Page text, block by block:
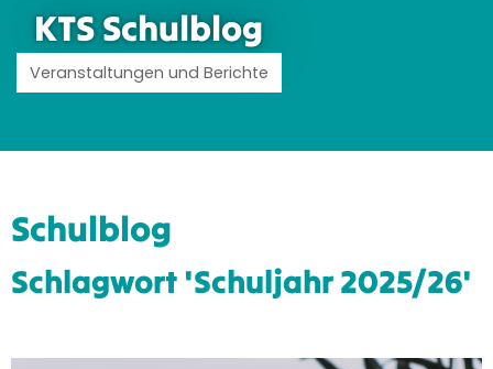
KTS Schulblog
Veranstaltungen und Berichte
Schulblog
Schlagwort 'Schuljahr 2025/26'